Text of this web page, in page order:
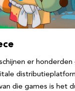
er
die games is het